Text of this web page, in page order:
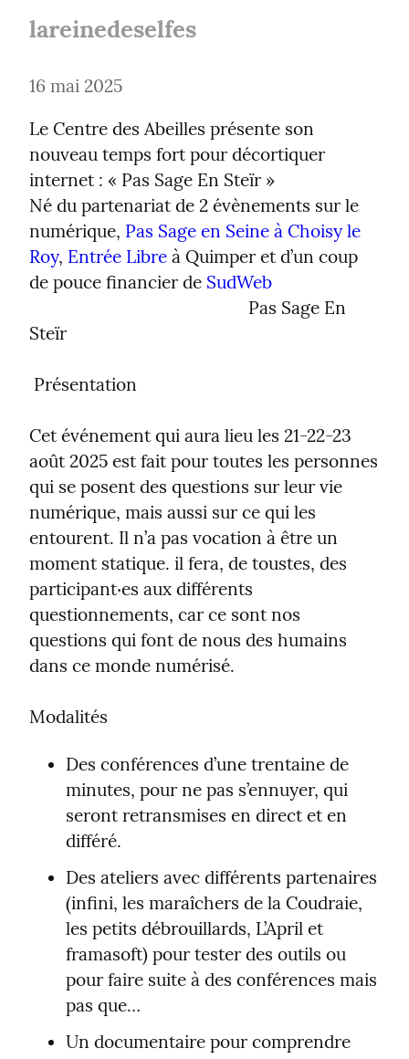
lareinedeselfes
16 mai 2025
Le Centre des Abeilles présente son
nouveau temps fort pour décortiquer
internet : « Pas Sage En Steïr »
Né du partenariat de 2 évènements sur le
numérique, Pas Sage en Seine à Choisy le
Roy, Entrée Libre à Quimper et d’un coup
de pouce financier de SudWeb
Steïr
Présentation
Cet événement qui aura lieu les 21-22-23
août 2025 est fait pour toutes les personnes
qui se posent des questions sur leur vie
numérique, mais aussi sur ce qui les
entourent. Il n’a pas vocation à être un
moment statique. il fera, de toustes, des
participant‧es aux différents
questionnements, car ce sont nos
questions qui font de nous des humains
dans ce monde numérisé.
Modalités
Des conférences d’une trentaine de
minutes, pour ne pas s’ennuyer, qui
seront retransmises en direct et en
différé.
Des ateliers avec différents partenaires
(infini, les maraîchers de la Coudraie,
les petits débrouillards, L’April et
framasoft) pour tester des outils ou
pour faire suite à des conférences mais
pas que…
Un documentaire pour comprendre